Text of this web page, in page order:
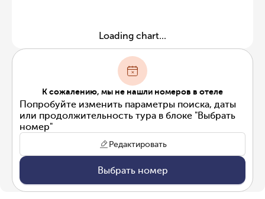
Loading chart...
К сожалению, мы не нашли номеров в отеле
Попробуйте изменить параметры поиска, даты
или продолжительность тура в блоке "Выбрать
номер"
Редактировать
Выбрать номер